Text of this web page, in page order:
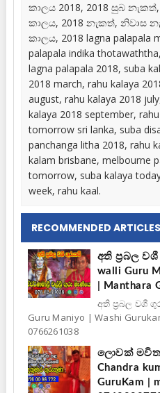
කාලය 2018, 2018 සුබ
කාලය, 2018 නැකත්, නිවාස
කාලය, 2018 lagna palapala
palapala indika
lagna palapala 2018, suba
2018 march, rahu kalaya
august, rahu kalaya 2018
kalaya 2018 september,
tomorrow sri lanka, suba
panchanga litha 2018, rahu
kalam brisbane, melbourne
tomorrow, suba kalaya
week, rahu kaal.
RECOMMENDED ARTICLES
අති ප්‍රබල
walli Guru
| Manthara
අති ප්‍රබල වශී
Guru Maniyo | Washi
0766261038
ලොවක් මවිත
Chandra
GuruKam |